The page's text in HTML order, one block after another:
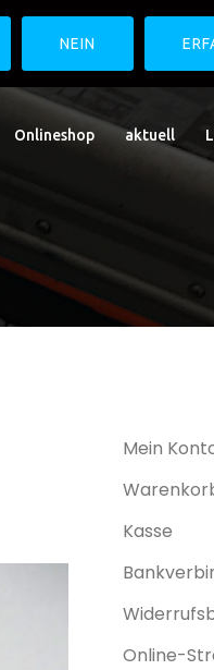
Onlineshop aktuell
Mein
Kasse
Online-
NEIN